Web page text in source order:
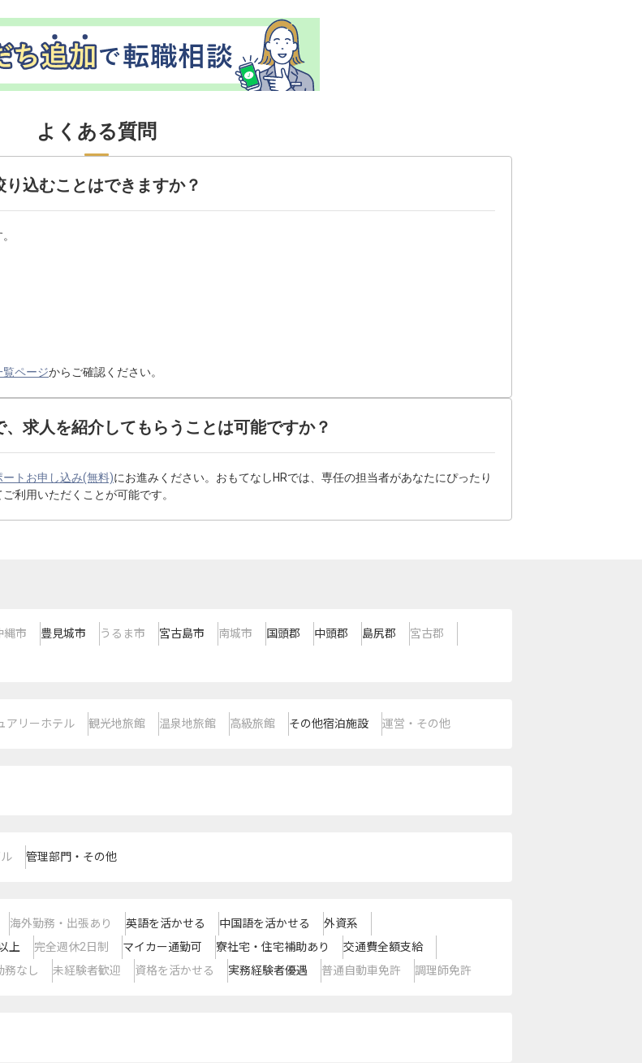
よくある質問
込むことはできますか？
ページからご確認ください。
求人を紹介してもらうことは可能ですか？
トお申し込み(無料)にお進みください。おもてなしHRでは、専任の担当者があなたにぴったり
利用いただくことが可能です。
縄市 豊見城市 うるま市 宮古島市 南城市 国頭郡 中頭郡 島尻郡
宮古郡
アリーホテル 観光地旅館 温泉地旅館 高級旅館 その他宿泊施設 運営・その他
管理部門・その他
海外勤務・出張あり 英語を活かせる 中国語を活かせる
外資系
上 完全週休2日制 マイカー通勤可 寮社宅・住宅補助あり
交通費全額支給
務なし 未経験者歓迎 資格を活かせる 実務経験者優遇 普通自動車免許 調理師免許